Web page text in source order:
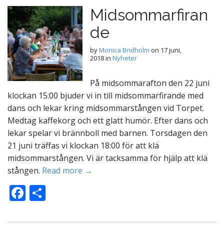
Midsommarfiran
de
byMonica Bridholm on 17 juni,
2018in Nyheter
På midsommarafton den 22 juni
klockan 15:00 bjuder vi in till midsommarfirande med
dans och lekar kring midsommarstången vid Torpet.
Medtag kaffekorg och ett glatt humör. Efter dans och
lekar spelar vi brännboll med barnen. Torsdagen den
21 juni träffas vi klockan 18:00 för att klä
midsommarstången. Vi är tacksamma för hjälp att klä
stången. Read more →
F